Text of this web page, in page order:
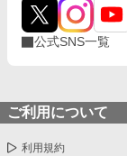
公式SNS一覧
ご利用について
利用規約